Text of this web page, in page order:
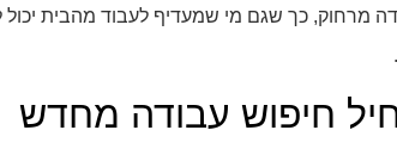
מרחוק, כך שגם מי שמעדיף לעבוד מהבית יכול
חיפוש עבודה מחדש